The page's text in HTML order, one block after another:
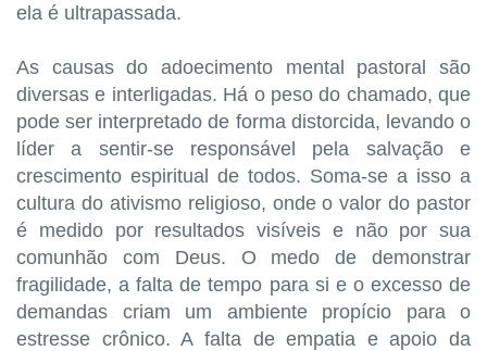
ela é ultrapassada.
As causas do adoecimento mental pastoral são
diversas e interligadas. Há o peso do chamado, que
pode ser interpretado de forma distorcida, levando o
líder a sentir-se responsável pela salvação e
crescimento espiritual de todos. Soma-se a isso a
cultura do ativismo religioso, onde o valor do pastor
é medido por resultados visíveis e não por sua
comunhão com Deus. O medo de demonstrar
fragilidade, a falta de tempo para si e o excesso de
demandas criam um ambiente propício para o
estresse crônico. A falta de empatia e apoio da